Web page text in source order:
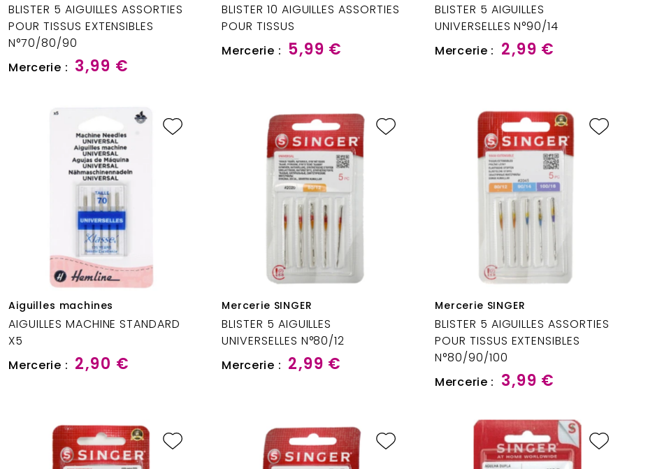
BLISTER 5 AIGUILLES ASSORTIES
POUR TISSUS EXTENSIBLES
N°70/80/90
Mercerie : 3,99 €
BLISTER 10 AIGUILLES ASSORTIES
POUR TISSUS
Mercerie : 5,99 €
BLISTER 5 AIGUILLES
UNIVERSELLES N°90/14
Mercerie : 2,99 €
Aiguilles machines
AIGUILLES MACHINE STANDARD
X5
Mercerie : 2,90 €
Mercerie SINGER
BLISTER 5 AIGUILLES
UNIVERSELLES N°80/12
Mercerie : 2,99 €
Mercerie SINGER
BLISTER 5 AIGUILLES ASSORTIES
POUR TISSUS EXTENSIBLES
N°80/90/100
Mercerie : 3,99 €